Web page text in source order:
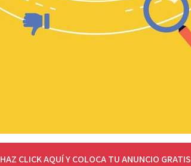
HAZ CLICK AQUÍ Y COLOCA TU ANUNCIO GRATIS